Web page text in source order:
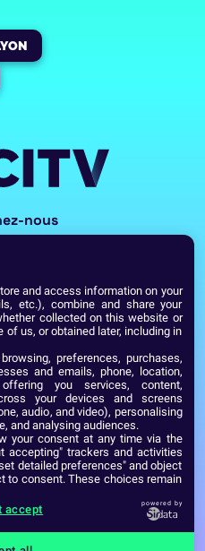
nous
du Réseau GES
Supérieur Technique Privé
2024
Mentions légales
and access information on your
etc.), combine and share your
collected on this website or
of us, or obtained later, including in
preferences, purchases,
and emails, phone, location,
you services, content,
your devices and screens
audio, and video), personalising
and analysing audiences.
your consent at any time via the
accepting" trackers and activities
detailed preferences" and object
to consent. These choices remain
accept
powered by